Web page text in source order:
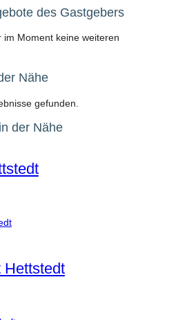
des Gastgebers
Moment keine weiteren
Nähe
gefunden.
der Nähe
Hettstedt